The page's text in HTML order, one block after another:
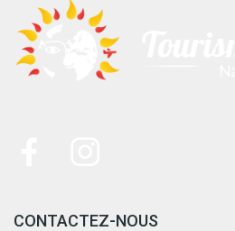
CONTACTEZ-NOUS